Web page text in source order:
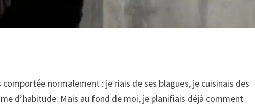
normalement : je riais de ses blagues, je cuisinais des
d’habitude. Mais au fond de moi, je planifiais déjà comment